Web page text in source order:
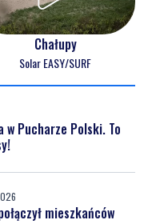
Chałupy
Solar EASY/SURF
w Pucharze Polski. To
mieszkańców